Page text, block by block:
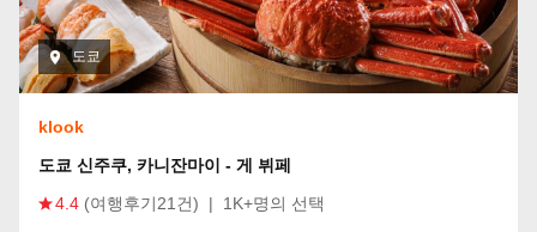
도쿄
klook
도쿄 신주쿠, 카니잔마이 - 게 뷔페
4.4 (여행후기21건) | 1K+명의 선택